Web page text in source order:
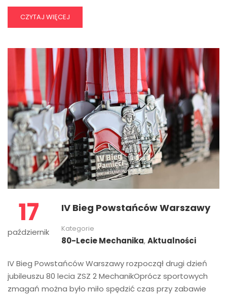
CZYTAJ WIĘCEJ
17
październik
IV Bieg Powstańców Warszawy
Kategorie
80-Lecie Mechanika,Aktualności
IV Bieg Powstańców Warszawy rozpoczął drugi dzień
jubileuszu 80 lecia ZSZ 2 MechanikOprócz sportowych
zmagań można było miło spędzić czas przy zabawie